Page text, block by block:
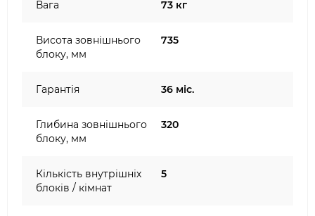
Вага 73 кг
Висота зовнішнього
блоку, мм
735
Гарантія 36 міс.
Глибина зовнішнього
блоку, мм
320
Кількість внутрішніх
блоків / кімнат
5